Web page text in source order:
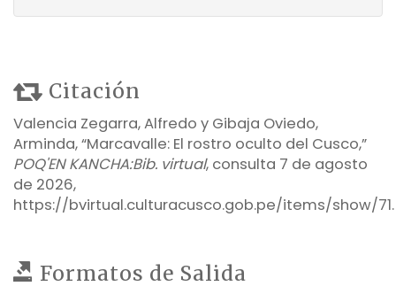
Citación
Valencia Zegarra, Alfredo y Gibaja Oviedo,
Arminda, “Marcavalle: El rostro oculto del Cusco,”
POQ'EN KANCHA:Bib. virtual, consulta 7 de agosto
de 2026,
https://bvirtual.culturacusco.gob.pe/items/show/71.
Formatos de Salida